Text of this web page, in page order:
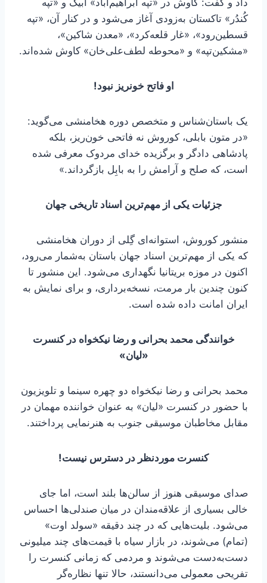
داد و گفت: کاوش در «تپه ابراهیم‌آباد» آبیک و «تپه
کُندُر» تاکستان به‌زودی آغاز می‌شود و در کنار آن، «تپه
قسطین‌رود»، «غار قلعه‌کرد»، «معدن شاکین»،
«مشکین‌تپه» و «محوطه لطف‌علی‌خان» کاوش شده‌اند.
او فاتح خونریز نبود!
یک باستان‌شناس و متخصص دوره‌ هخامنشی می‌گوید:
«در متون بابلی، کوروش نه فاتحی خون‌ریز، بلکه
پادشاهی دادگر و برگزیده‌ خدای مردوک معرفی شده
است، که صلح و آرامش را به بابِل بازگرداند.»
جزئیات یکی از مهم‌ترین اسناد تاریخی جهان
منشور کوروش، استوانه‌ای گِلی از دوران هخامنشی
که یکی از مهم‌ترین اسناد جهان باستان به‌شمار می‌رود،
اکنون در موزه بریتانیا نگهداری می‌شود. این منشور تا
کنون چندین بار مرمت، نسخه‌برداری، و برای نمایش به
ایران امانت داده شده است.
خوانندگی محمد بحرانی و رضا نیکخواه در کنسرت
«لیان»
محمد بحرانی و رضا نیکخواه دو چهره سینما و تلویزیون
با حضور در کنسرت «لیان» به عنوان خواننده مهمان در
مقابل مخاطبان موسیقی جنوب به هنرنمایی پرداختند.
کنسرت موردنظر در دسترس نیست‌!
صدای موسیقی هنوز از سالن‌ها بلند است، اما جای
خالی بسیاری از علاقه‌مندان در میان صندلی‌ها احساس
می‌شود. بلیت‌هایی که در چند دقیقه «سولد اوت»
(تمام) می‌شوند، در بازار سیاه با قیمت‌های چند میلیونی
دست‌به‌دست می‌شوند و مردمی که زمانی کنسرت را
تفریحی معمولی می‌دانستند، حالا تنها نظاره‌گر